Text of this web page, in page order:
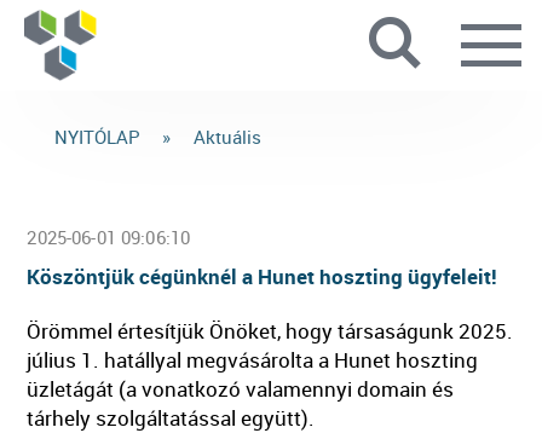
L
NYITÓLAP » Aktuális
2025-06-01 09:06:10
Köszöntjük cégünknél a Hunet hoszting ügyfeleit!
Örömmel értesítjük Önöket, hogy társaságunk 2025.
július 1. hatállyal megvásárolta a Hunet hoszting
üzletágát (a vonatkozó valamennyi domain és
tárhely szolgáltatással együtt).